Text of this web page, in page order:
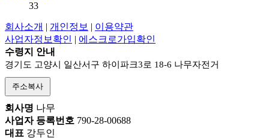
33
회사소개 | 개인정보 | 이용약관
사업자정보확인 | 에스크로가입확인
수령지 안내
경기도 고양시 일산서구 하이파크3로 18-6 나무자전거
주소복사
회사명 나무
사업자 등록번호 790-28-00688
대표 강두인